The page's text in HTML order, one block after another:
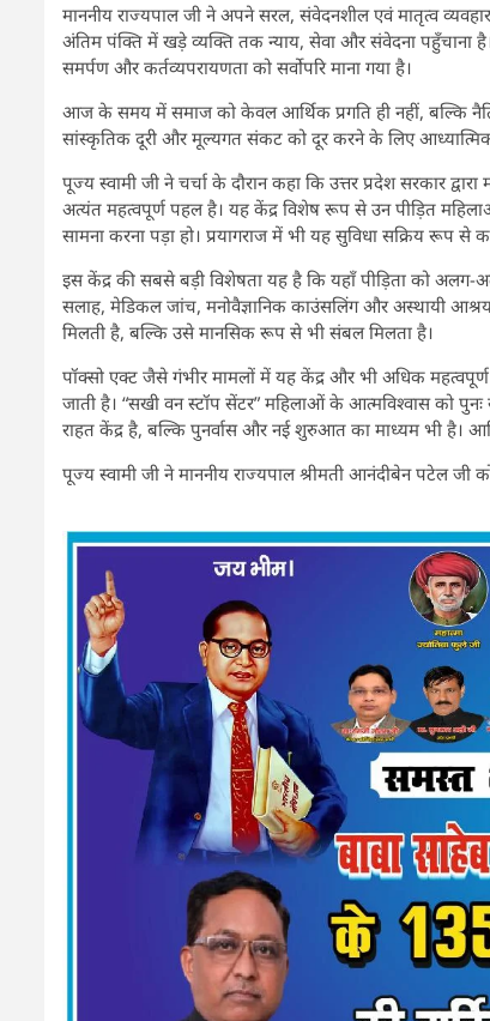
माननीय राज्यपाल जी ने अपने सरल, संवेदनशील एवं मातृत्व
अंतिम पंक्ति में खड़े व्यक्ति तक न्याय, सेवा और संवेदना पहुँचाना
समर्पण और कर्तव्यपरायणता को सर्वाेपरि माना गया है।
आज के समय में समाज को केवल आर्थिक प्रगति ही नहीं, बल्कि
सांस्कृतिक दूरी और मूल्यगत संकट को दूर करने के लिए आध्यात्मिक
पूज्य स्वामी जी ने चर्चा के दौरान कहा कि उत्तर प्रदेश सरकार
अत्यंत महत्वपूर्ण पहल है। यह केंद्र विशेष रूप से उन पीड़ित
सामना करना पड़ा हो। प्रयागराज में भी यह सुविधा सक्रिय रूप
इस केंद्र की सबसे बड़ी विशेषता यह है कि यहाँ पीड़िता को
सलाह, मेडिकल जांच, मनोवैज्ञानिक काउंसलिंग और अस्थायी
मिलती है, बल्कि उसे मानसिक रूप से भी संबल मिलता है।
पॉक्सो एक्ट जैसे गंभीर मामलों में यह केंद्र और भी अधिक महत्वपूर्ण
जाती है। “सखी वन स्टॉप सेंटर” महिलाओं के आत्मविश्वास को
राहत केंद्र है, बल्कि पुनर्वास और नई शुरुआत का माध्यम भी है।
पूज्य स्वामी जी ने माननीय राज्यपाल श्रीमती आनंदीबेन पटेल जी